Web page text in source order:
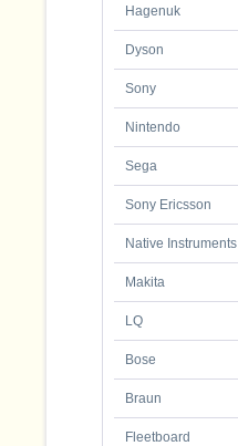
Hagenuk
Dyson
Sony
Nintendo
Sega
Sony Ericsson
Native Instruments
Makita
LQ
Bose
Braun
Fleetboard